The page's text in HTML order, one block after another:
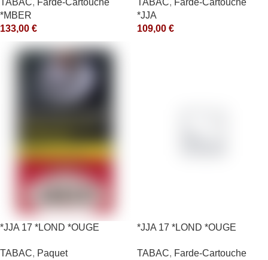
TABAC, Farde-Cartouche
*MBER
133,00 €
TABAC, Farde-Cartouche
*JJA
109,00 €
*JJA 17 *LOND *OUGE
TABAC, Paquet
*JJA 17 *LOND *OUGE
TABAC, Farde-Cartouche